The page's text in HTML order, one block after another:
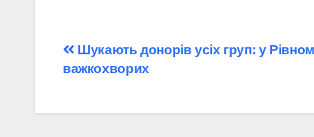
Навігація
записів
Шукають донорів усіх груп: у
важкохворих